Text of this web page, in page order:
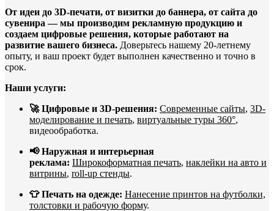
От идеи до 3D-печати, от визитки до баннера, от сайта до
сувенира — мы производим рекламную продукцию и
создаем цифровые решения, которые работают на
развитие вашего бизнеса. Доверьтесь нашему 20-летнему
опыту, и ваш проект будет выполнен качественно и точно в
срок.
Наши услуги:
🚀 Цифровые и 3D-решения: Современные сайты, 3D-
моделирование и печать, виртуальные туры 360°,
видеообработка.
📢 Наружная и интерьерная
реклама: Широкоформатная печать, наклейки на авто и
витрины, roll-up стенды.
👕 Печать на одежде: Нанесение принтов на футболки,
толстовки и рабочую форму.